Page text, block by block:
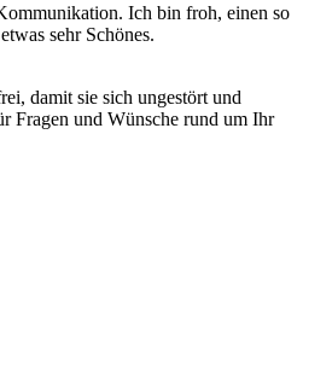
Ich bin froh, einen so
sehr Schönes.
damit sie sich ungestört und
Fragen und Wünsche rund um Ihr